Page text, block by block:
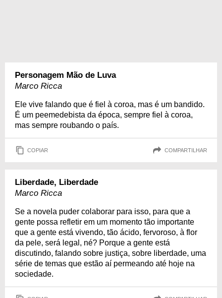
Personagem Mão de Luva
Marco Ricca
Ele vive falando que é fiel à coroa, mas é um bandido.
É um peemedebista da época, sempre fiel à coroa,
mas sempre roubando o país.
COPIAR COMPARTILHAR
Liberdade, Liberdade
Marco Ricca
Se a novela puder colaborar para isso, para que a
gente possa refletir em um momento tão importante
que a gente está vivendo, tão ácido, fervoroso, à flor
da pele, será legal, né? Porque a gente está
discutindo, falando sobre justiça, sobre liberdade, uma
série de temas que estão aí permeando até hoje na
sociedade.